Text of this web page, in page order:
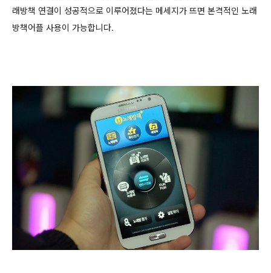
래방책 연결이 성공적으로 이루어졌다는 메세지가 뜨면 본격적인 노래
방책어플 사용이 가능합니다.